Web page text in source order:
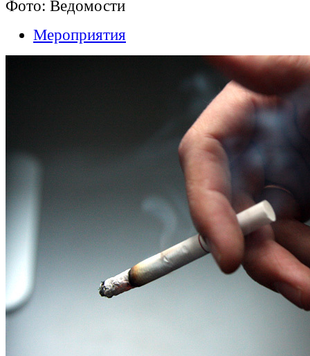
Фото: Ведомости
Мероприятия